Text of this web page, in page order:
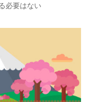
必要はない